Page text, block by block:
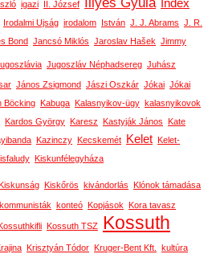
igazi II. József Index
Irodalmi Ujság irodalom István J. J. Abrams J. R.
Bond Jancsó Miklós Jaroslav Hašek Jimmy
Jugoszláv Néphadsereg Juhász
János Zsigmond Jászi Oszkár Jókai Jókai
Böcking Kabuga Kalasnyikov-ügy kalasnyikovok
Kardos György Karesz Kastyják János
Kate
Kazinczy Kecskemét Kelet
Kelet-
Kiskunfélegyháza
Kiskunság Kiskőrös kivándorlás Klónok támadása
kommunisták konteó Kopjások Kora tavasz
Kossuthkifli Kossuth TSZ Kossuth
Krisztyán Tódor Kruger-Bent Kft. kultúra